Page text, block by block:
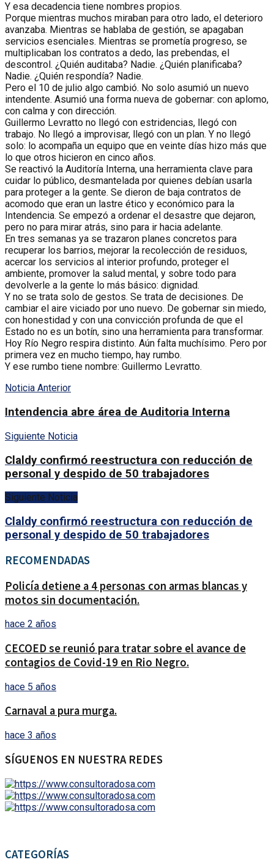
Y esa decadencia tiene nombres propios.
Porque mientras muchos miraban para otro lado, el deterioro
avanzaba. Mientras se hablaba de gestión, se apagaban
servicios esenciales. Mientras se prometía progreso, se
multiplicaban los contratos a dedo, las prebendas, el
descontrol. ¿Quién auditaba? Nadie. ¿Quién planificaba?
Nadie. ¿Quién respondía? Nadie.
Pero el 10 de julio algo cambió. No solo asumió un nuevo
intendente. Asumió una forma nueva de gobernar: con aplomo,
con calma y con dirección.
Guillermo Levratto no llegó con estridencias, llegó con
trabajo. No llegó a improvisar, llegó con un plan. Y no llegó
solo: lo acompaña un equipo que en veinte días hizo más que
lo que otros hicieron en cinco años.
Se reactivó la Auditoría Interna, una herramienta clave para
cuidar lo público, desmantelada por quienes debían usarla
para proteger a la gente. Se dieron de baja contratos de
acomodo que eran un lastre ético y económico para la
Intendencia. Se empezó a ordenar el desastre que dejaron,
pero no para mirar atrás, sino para ir hacia adelante.
En tres semanas ya se trazaron planes concretos para
recuperar los barrios, mejorar la recolección de residuos,
acercar los servicios al interior profundo, proteger el
ambiente, promover la salud mental, y sobre todo para
devolverle a la gente lo más básico: dignidad.
Y no se trata solo de gestos. Se trata de decisiones. De
cambiar el aire viciado por uno nuevo. De gobernar sin miedo,
con honestidad y con una convicción profunda de que el
Estado no es un botín, sino una herramienta para transformar.
Hoy Río Negro respira distinto. Aún falta muchísimo. Pero por
primera vez en mucho tiempo, hay rumbo.
Y ese rumbo tiene nombre: Guillermo Levratto.
Noticia Anterior
Intendencia abre área de Auditoria Interna
Siguiente Noticia
Claldy confirmó reestructura con reducción de
personal y despido de 50 trabajadores
Siguiente Noticia
Claldy confirmó reestructura con reducción de
personal y despido de 50 trabajadores
RECOMENDADAS
Policía detiene a 4 personas con armas blancas y
motos sin documentación.
hace 2 años
CECOED se reunió para tratar sobre el avance de
contagios de Covid-19 en Rio Negro.
hace 5 años
Carnaval a pura murga.
hace 3 años
SÍGUENOS EN NUESTRA REDES
CATEGORÍAS